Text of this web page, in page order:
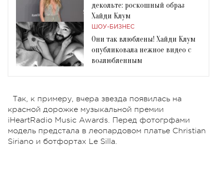
декольте: роскошный образ
Хайди Клум
ШОУ-БИЗНЕС
Они так влюблены! Хайди Клум
опубликовала нежное видео с
возлюбленным
Так, к примеру, вчера звезда появилась на
красной дорожке музыкальной премии
iHeartRadio Music Awards. Перед фотогрфами
модель предстала в леопардовом платье Christian
Siriano и ботфортах Le Silla.